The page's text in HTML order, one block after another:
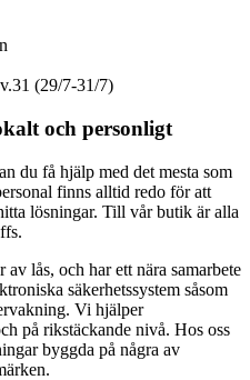
(29/7-31/7)
och personligt
du få hjälp med det mesta som
finns alltid redo för att
lösningar. Till vår butik är alla
lås, och har ett nära samarbete
säkerhetssystem såsom
Vi hjälper
på rikstäckande nivå. Hos oss
byggda på några av